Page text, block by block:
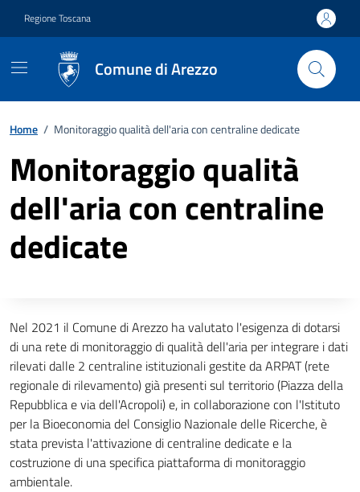
Regione Toscana
Comune di Arezzo
Home / Monitoraggio qualità dell'aria con centraline dedicate
Monitoraggio qualità
dell'aria con centraline
dedicate
Descrizione completa
Nel 2021 il Comune di Arezzo ha valutato l'esigenza di dotarsi
di una rete di monitoraggio di qualità dell'aria per integrare i dati
rilevati dalle 2 centraline istituzionali gestite da ARPAT (rete
regionale di rilevamento) già presenti sul territorio (Piazza della
Repubblica e via dell'Acropoli) e, in collaborazione con l'Istituto
per la Bioeconomia del Consiglio Nazionale delle Ricerche, è
stata prevista l'attivazione di centraline dedicate e la
costruzione di una specifica piattaforma di monitoraggio
ambientale.